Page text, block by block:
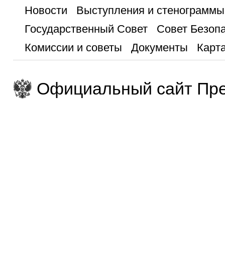
Новости
Выступления и стенограммы
Государственный Совет
Совет
Комиссии и советы
Документы
Официальный сайт